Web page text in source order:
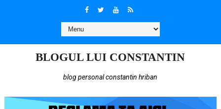
BLOGUL LUI CONSTANTIN
blog personal constantin hriban